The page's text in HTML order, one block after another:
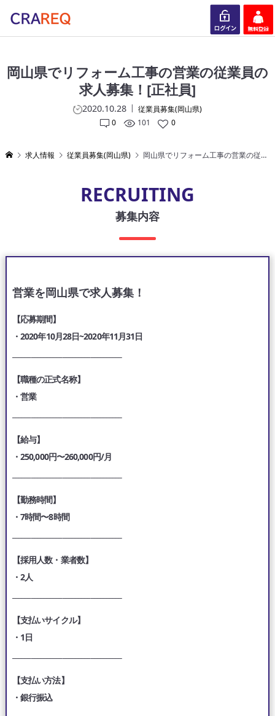
岡山県でリフォーム工事の営業の従業員の
求人募集！[正社員]
2020.10.28
従業員募集(岡山県)
0
101 0
求人情報 従業員募集(岡山県) 岡山県でリフォーム工事の営業の従業員の求人募集！[正社員]
RECRUITING
募集内容
営業を岡山県で求人募集！
【応募期間】
・2020年10月28日~2020年11月31日
【職種の正式名称】
・営業
【給与】
・250,000円〜260,000円/月
【勤務時間】
・7時間〜8時間
【採用人数・業者数】
・2人
【支払いサイクル】
・1日
【支払い方法】
・銀行振込